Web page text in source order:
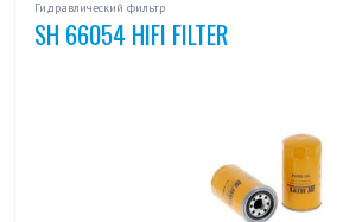
Гидравлический фильтр
SH 66054 HIFI FILTER